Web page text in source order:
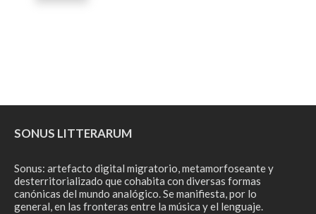
SONUS LITTERARUM
Sonus: artefacto digital migratorio, metamorfoseante y
desterritorializado que cohabita con diversas formas
canónicas del mundo analógico. Se manifiesta, por lo
general, en las fronteras entre la música y el lenguaje.